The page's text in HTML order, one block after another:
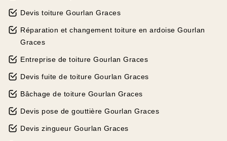
Devis toiture Gourlan Graces
Réparation et changement toiture en ardoise Gourlan
Graces
Entreprise de toiture Gourlan Graces
Devis fuite de toiture Gourlan Graces
Bâchage de toiture Gourlan Graces
Devis pose de gouttière Gourlan Graces
Devis zingueur Gourlan Graces